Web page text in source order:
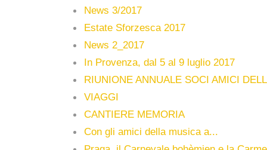
News 3/2017
Estate Sforzesca 2017
News 2_2017
In Provenza, dal 5 al 9 luglio 2017
RIUNIONE ANNUALE SOCI AMICI
VIAGGI
CANTIERE MEMORIA
Con gli amici della musica a...